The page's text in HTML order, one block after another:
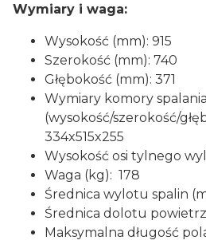
Wymiary i waga:
Wysokość (mm): 915
Szerokość (mm): 740
Głębokość (mm): 371
Wymiary komory spalania
(wysokość/szerokość/
334x515x255
Wysokość osi tylnego
Waga (kg): 178
Średnica wylotu spalin
Średnica dolotu
Maksymalna długość